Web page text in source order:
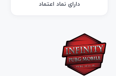
دارای نماد اعتماد